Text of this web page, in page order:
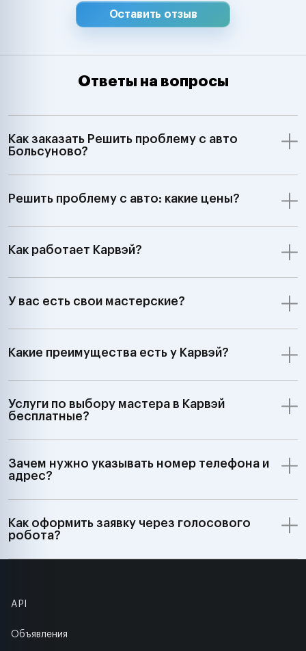
Оставить отзыв
Ответы на вопросы
Как заказать Решить проблему с авто
Больсуново?
Решить проблему с авто: какие цены?
Как работает Карвэй?
У вас есть свои мастерские?
Какие преимущества есть у Карвэй?
Услуги по выбору мастера в Карвэй
бесплатные?
Зачем нужно указывать номер телефона и
адрес?
Как оформить заявку через голосового
робота?
API
Объявления